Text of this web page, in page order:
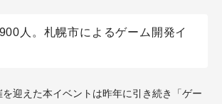
人。札幌市によるゲーム開発イ
迎えた本イベントは昨年に引き続き「ゲー